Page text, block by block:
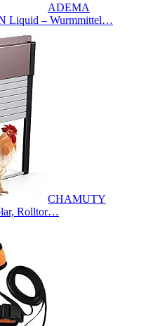
ADEMA
Liquid – Wurmmittel…
CHAMUTY
Rolltor…